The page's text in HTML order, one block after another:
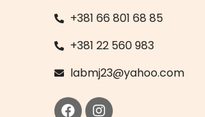
+381 66 801 68 85
+381 22 560 983
labmj23@yahoo.com